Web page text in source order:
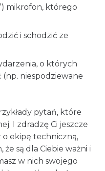
mikrofon, którego
i schodzić ze
o których
niespodziewane
pytań, które
I zdradzę Ci jeszcze
o ekipę techniczną,
są dla Ciebie ważni i
w nich swojego